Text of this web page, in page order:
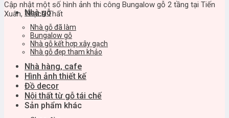
Nhà gỗ
Nhà gỗ đã làm
Bungalow gỗ
Nhà gỗ kết hợp xây gạch
Nhà gỗ đẹp tham khảo
Nhà hàng, cafe
Hình ảnh thiết kế
Đồ decor
Nội thất từ gỗ tái chế
Sản phẩm khác
Cập nhật một số hình ảnh thi công Bungalow gỗ 2 tầng tại Tiến
Xuân, Thạch Thất